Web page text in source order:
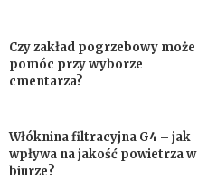
Czy zakład pogrzebowy może
pomóc przy wyborze
cmentarza?
Włóknina filtracyjna G4 – jak
wpływa na jakość powietrza w
biurze?